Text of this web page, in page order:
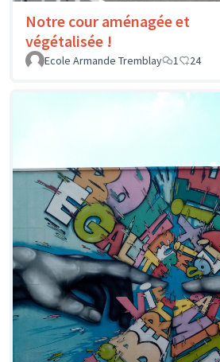
Notre cour aménagée et
végétalisée !
Ecole Armande Tremblay
1 24